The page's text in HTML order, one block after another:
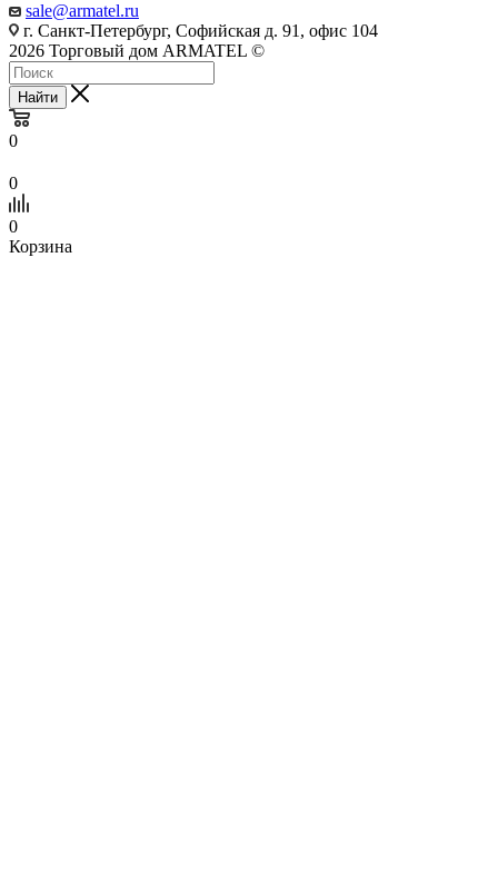
sale@armatel.ru
г. Санкт-Петербург, Софийская д. 91, офис 104
2026 Торговый дом ARMATEL ©
Найти
0
0
0
Корзина